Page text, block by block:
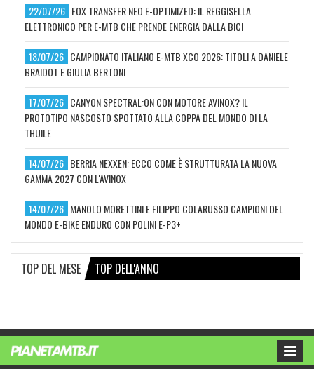
22/07/26 FOX TRANSFER NEO E-OPTIMIZED: IL REGGISELLA
ELETTRONICO PER E-MTB CHE PRENDE ENERGIA DALLA BICI
18/07/26 CAMPIONATO ITALIANO E-MTB XCO 2026: TITOLI A DANIELE
BRAIDOT E GIULIA BERTONI
17/07/26 CANYON SPECTRAL:ON CON MOTORE AVINOX? IL
PROTOTIPO NASCOSTO SPOTTATO ALLA COPPA DEL MONDO DI LA
THUILE
14/07/26 BERRIA NEXXEN: ECCO COME È STRUTTURATA LA NUOVA
GAMMA 2027 CON L'AVINOX
14/07/26 MANOLO MORETTINI E FILIPPO COLARUSSO CAMPIONI DEL
MONDO E-BIKE ENDURO CON POLINI E-P3+
TOP DEL MESE TOP DELL'ANNO